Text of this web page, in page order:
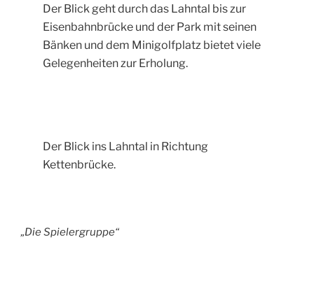
Der Blick geht durch das Lahntal bis zur
Eisenbahnbrücke und der Park mit seinen
Bänken und dem Minigolfplatz bietet viele
Gelegenheiten zur Erholung.
Der Blick ins Lahntal in Richtung
Kettenbrücke.
„Die Spielergruppe“